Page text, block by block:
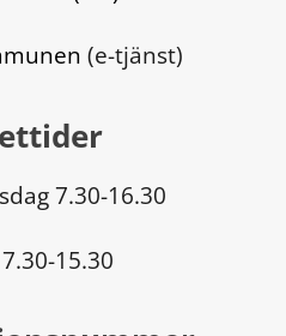
(e-tjänst)
7.30-16.30
15.30